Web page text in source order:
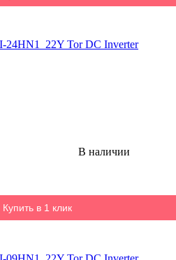
24HN1_22Y Tor DC Inverter
В наличии
Купить в 1 клик